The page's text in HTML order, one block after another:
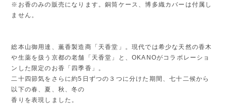
※お香のみの販売になります。銅筒ケース、博多織カバーは付属し
ません。
総本山御用達、薫香製造商「天香堂」。現代では希少な天然の香木
や生薬を扱う京都の老舗「天香堂」と、OKANOがコラボレーショ
ンした限定のお香「四季香」。
二十四節気をさらに約5日ずつの３つに分けた期間、七十二候から
以下の春、夏、秋、冬の
香りを表現しました。